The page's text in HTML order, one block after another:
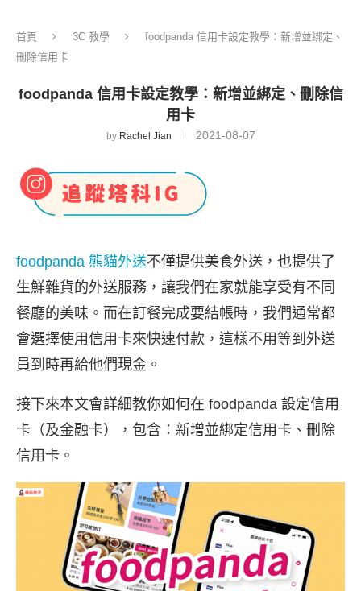
首頁 3C 教學
foodpanda 信用卡設定教學：新增並綁定、
刪除信用卡
foodpanda 信用卡設定教學：新增並綁定、刪除信
用卡
by Rachel Jian 2021-08-07
foodpanda 熊貓外送不僅提供美食外送，也提供了
生鮮雜貨的外送服務，讓我們在家就能享受有不同
餐廳的美味。而在訂餐完成要結帳時，我們通常都
會選擇使用信用卡來快速付款，這樣不用等到外送
員到時再給他們現金。
接下來本文會詳細教你如何在 foodpanda 設定信用
卡（及金融卡），包含：新增並綁定信用卡、刪除
信用卡。